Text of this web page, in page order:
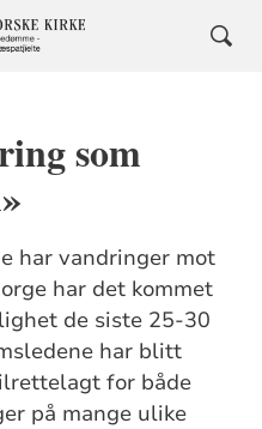
som
har vandringer mot
har det kommet
de siste 25-30
har blitt
for både
på mange ulike